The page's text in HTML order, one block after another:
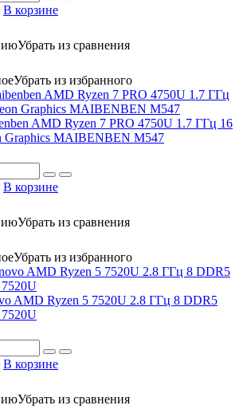
В корзине
Убрать из сравнения
Убрать из избранного
AMD Ryzen 7 PRO 4750U 1.7 ГГц 16
Graphics MAIBENBEN M547
В корзине
Убрать из сравнения
Убрать из избранного
AMD Ryzen 5 7520U 2.8 ГГц 8 DDR5
В корзине
Убрать из сравнения